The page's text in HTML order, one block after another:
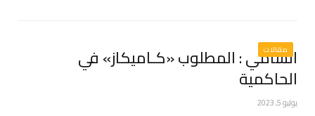
مقالات
الشامي : المطلوب «كـاميكاز» في
الحاكمية
يوليو 5, 2023